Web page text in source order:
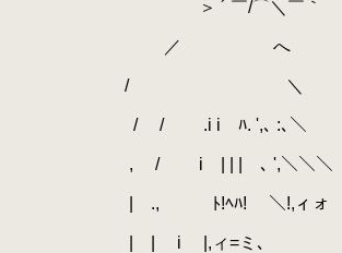
￣/⌒＼￣｀
へ
＼
i ﾊ. ',､ :､＼
| | ､ ',＼＼＼
ﾍﾊ! ＼!,ィォ
|,ィ=ミ､